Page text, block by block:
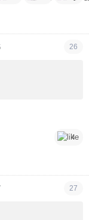
26
4
27